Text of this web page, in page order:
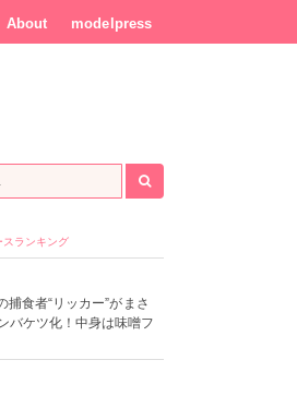
About modelpress
スランキング
捕食者“リッカー”がまさ
バケツ化！中身は味噌フ